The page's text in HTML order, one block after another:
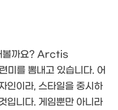
볼까요? Arctis
를 뽐내고 있습니다. 어
인이라, 스타일을 중시하
입니다. 게임뿐만 아니라